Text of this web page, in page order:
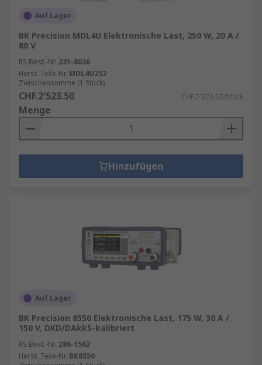
Auf Lager
BK Precision MDL4U Elektronische Last, 250 W, 20 A /
80 V
RS Best.-Nr. 231-8036
Herst. Teile-Nr. MDL4U252
Zwischensumme (1 Stück)
CHF.2'523.50 CHF.2'523.50/Stück
Menge
Hinzufügen
Auf Lager
BK Precision 8550 Elektronische Last, 175 W, 30 A /
150 V, DKD/DAkkS-kalibriert
RS Best.-Nr. 286-1562
Herst. Teile-Nr. BK8550